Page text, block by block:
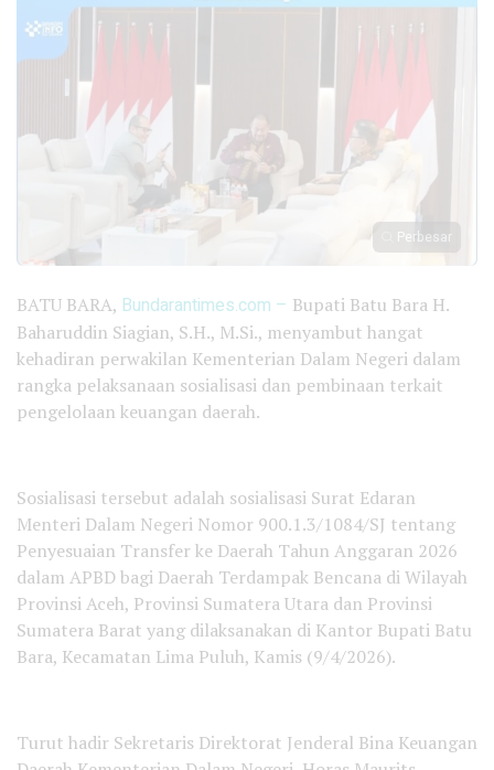
Perbesar
BATU BARA, Bundarantimes.com – Bupati Batu Bara H.
Baharuddin Siagian, S.H., M.Si., menyambut hangat
kehadiran perwakilan Kementerian Dalam Negeri dalam
rangka pelaksanaan sosialisasi dan pembinaan terkait
pengelolaan keuangan daerah.
Sosialisasi tersebut adalah sosialisasi Surat Edaran
Menteri Dalam Negeri Nomor 900.1.3/1084/SJ tentang
Penyesuaian Transfer ke Daerah Tahun Anggaran 2026
dalam APBD bagi Daerah Terdampak Bencana di Wilayah
Provinsi Aceh, Provinsi Sumatera Utara dan Provinsi
Sumatera Barat yang dilaksanakan di Kantor Bupati Batu
Bara, Kecamatan Lima Puluh, Kamis (9/4/2026).
Turut hadir Sekretaris Direktorat Jenderal Bina Keuangan